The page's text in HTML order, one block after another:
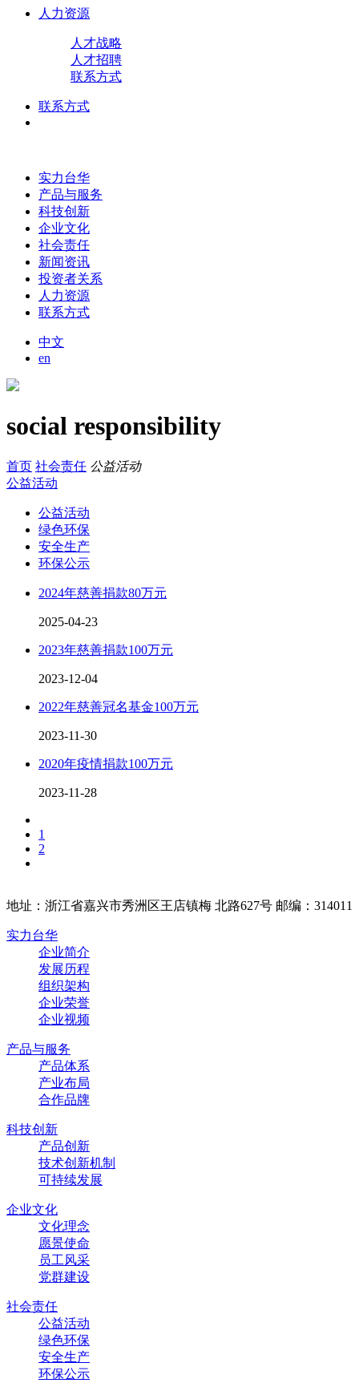
人力资源
人才战略
人才招聘
联系方式
联系方式
实力台华
产品与服务
科技创新
企业文化
社会责任
新闻资讯
投资者关系
人力资源
联系方式
中文
en
social responsibility
首页 社会责任 公益活动
公益活动
公益活动
绿色环保
安全生产
环保公示
2024年慈善捐款80万元
2025-04-23
2023年慈善捐款100万元
2023-12-04
2022年慈善冠名基金100万元
2023-11-30
2020年疫情捐款100万元
2023-11-28
1
2
地址：浙江省嘉兴市秀洲区王店镇梅 北路627号 邮编：314011
实力台华
企业简介
发展历程
组织架构
企业荣誉
企业视频
产品与服务
产品体系
产业布局
合作品牌
科技创新
产品创新
技术创新机制
可持续发展
企业文化
文化理念
愿景使命
员工风采
党群建设
社会责任
公益活动
绿色环保
安全生产
环保公示